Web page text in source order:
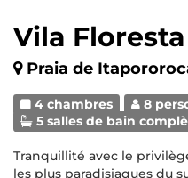
Vila
Praia de
4 chambres 8
5 salles de bain
Tranquillité avec le
les plus paradisiaques du